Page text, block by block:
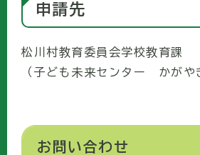
申請先
松川村教育委員会学校教育課
（子ども未来センター かがや
お問い合わせ